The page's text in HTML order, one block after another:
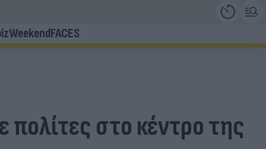
WeekendFACES
στο κέντρο της